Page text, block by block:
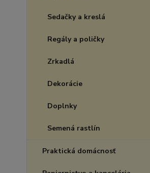
Sedačky a kreslá
Regály a poličky
Zrkadlá
Dekorácie
Doplnky
Semená rastlín
Praktická domácnosť